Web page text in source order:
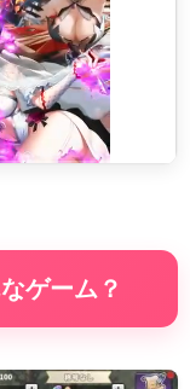
ゲーム？